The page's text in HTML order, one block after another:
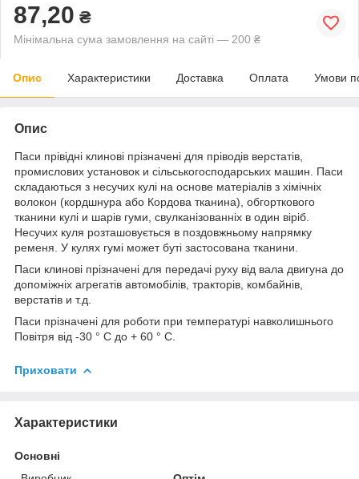
87,20 ₴
Мінімальна сума замовлення на сайті — 200 ₴
Опис Характеристики Доставка Оплата Умови
Опис
Паси прівідні клинові прізначені для пріводів верстатів,
промислових установок и сільськогосподарських машин. Паси
складаються з несучих кулі на основе матеріалів з хімічніх
волокон (кордшнура або Кордова тканина), обгорткового
тканини кулі и шарів гуми, свулканізованніх в один віріб.
Несучих куля розташовується в поздовжньому напрямку
ременя. У кулях гумі может буті застосована тканини.
Паси клинові прізначені для передачі руху від вала двигуна до
допоміжніх агрегатів автомобілів, тракторів, комбайнів,
верстатів и т.д.
Паси прізначені для роботи при температурі навколишнього
Повітря від -30 ° С до + 60 ° С.
Приховати
Характеристики
Основні